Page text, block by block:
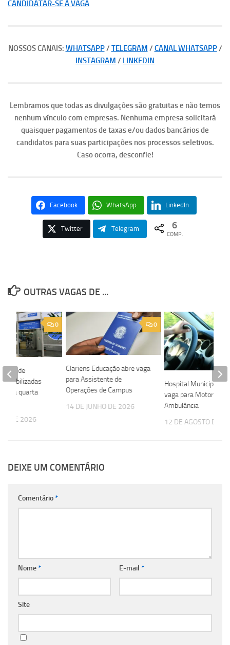
CANDIDATAR-SE À VAGA
NOSSOS CANAIS: WHATSAPP/ TELEGRAM / CANAL WHATSAPP/
INSTAGRAM / LINKEDIN
Lembramos que todas as divulgações são gratuitas e não temos
nenhum vínculo com empresas. Nenhuma empresa solicitará
quaisquer pagamentos de taxas e/ou dados bancários de
candidatos para suas participações nos processos seletivos.
Caso ocorra, desconfie!
Facebook WhatsApp LinkedIn
Twitter Telegram 6
COMP.
OUTRAS VAGAS DE ...
0
Clariens Educação abre vaga
para Assistente de
Operações de Campus
14 DE JUNHO DE 2026
Hospital Municipal
vaga para Motorista
Ambulância
12 DE AGOSTO DE
0
de
quarta
DE 2026
DEIXE UM COMENTÁRIO
Comentário*
Nome* E-mail *
Site